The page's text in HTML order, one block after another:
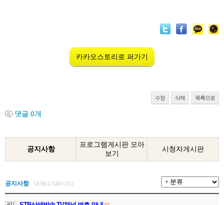
카카오스토리로 퍼가기
수정 삭제 목록으로
댓글 0개
공지사항
프로그램게시판 모아
보기
시청자게시판
공지사항 58개(1/3페이지)